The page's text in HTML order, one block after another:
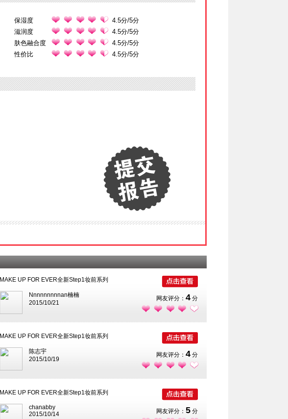
保湿度
4.5分/5分
滋润度
4.5分/5分
肤色融合度
4.5分/5分
性价比
4.5分/5分
MAKE UP FOR EVER全新Step1妆前系列
Nnnnnnnnnan楠楠
2015/10/21
网友评分： 4 分
MAKE UP FOR EVER全新Step1妆前系列
陈志宇
2015/10/19
网友评分： 4 分
MAKE UP FOR EVER全新Step1妆前系列
chanabby
2015/10/14
网友评分： 5 分